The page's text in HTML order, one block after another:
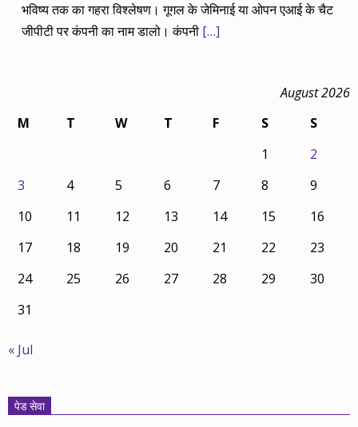
भविष्य तक का गहरा विश्लेषण। गूगल के जेमिनाई या ओपन एआई के चैट
जीपीटी पर कंपनी का नाम डालो। कंपनी […]
August 2026
M
T W T F S
S
1
2
3
4 5 6 7 8
9
10
11 12 13 14 15
16
17
18 19 20 21 22
23
24
25 26 27 28 29
30
31
« Jul
पेड सेवा